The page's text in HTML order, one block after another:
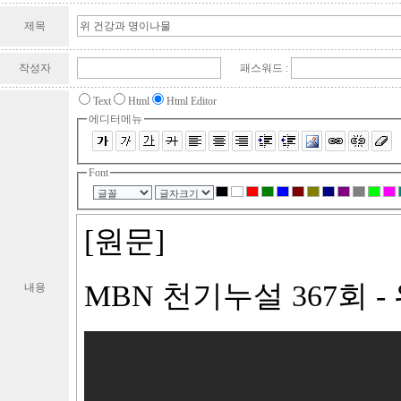
제목
작성자 패스워드 :
내용
Text Html
Html Editor
에디터메뉴
Font